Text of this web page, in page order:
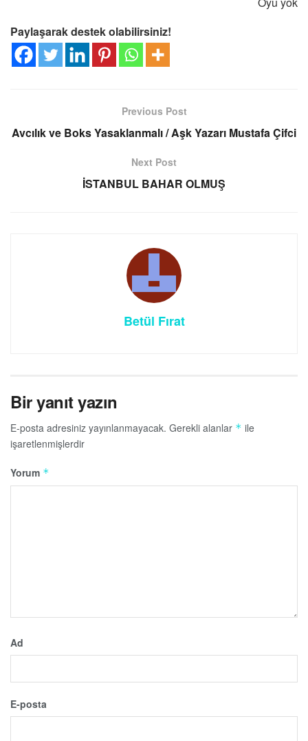
Paylaşarak destek olabilirsiniz!
Previous Post
Avcılık ve Boks Yasaklanmalı / Aşk Yazarı Mustafa Çifci
Next Post
İSTANBUL BAHAR OLMUŞ
Betül Fırat
Bir yanıt yazın
E-posta adresiniz yayınlanmayacak. Gerekli alanlar * ile
işaretlenmişlerdir
Yorum *
Ad
E-posta